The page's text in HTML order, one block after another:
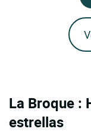
La Broque :
estrellas